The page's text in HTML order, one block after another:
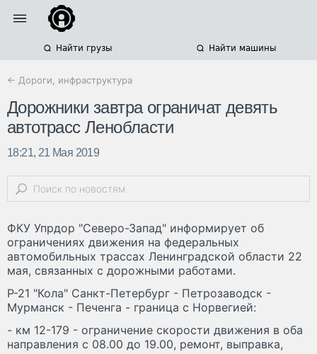
Найти грузы Найти машины
← Дороги, инфраструктура
Дорожники завтра ограничат девять
автотрасс Ленобласти
18:21, 21 Мая 2019
ФКУ Упрдор "Северо-Запад" информирует об
ограничениях движения на федеральных
автомобильных трассах Ленинградской области 22
мая, связанных с дорожными работами.
Р-21 "Кола" Санкт-Петербург - Петрозаводск -
Мурманск - Печенга - граница с Норвегией:
- км 12-179 - ограничение скорости движения в оба
направления с 08.00 до 19.00, ремонт, выправка,